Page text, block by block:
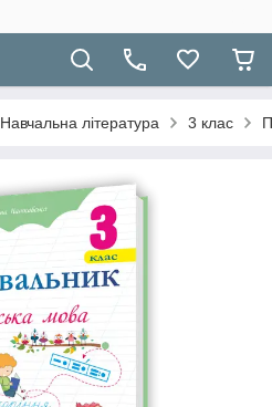
Навчальна література 3 клас